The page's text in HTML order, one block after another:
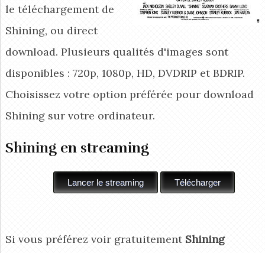
le téléchargement de
Shining, ou direct
download. Plusieurs qualités d'images sont
disponibles : 720p, 1080p, HD, DVDRIP et BDRIP.
Choisissez votre option préférée pour download
Shiningsur votre ordinateur.
Shining en streaming
Si vous préférez voir gratuitement Shining